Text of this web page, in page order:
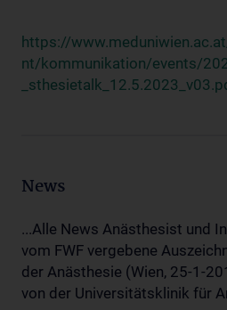
https://
nt/kommunikation/events/
News
...Alle News Anästhesist und
vom FWF vergebene
der Anästhesie (Wien, 25-1-
von der Universitätsklinik für